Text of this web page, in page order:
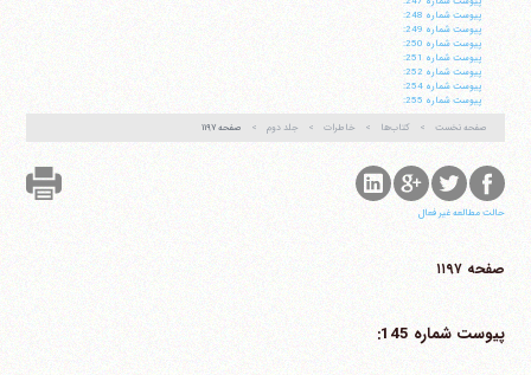
پيوست شماره 248:
پيوست شماره 249:
پيوست شماره 250:
پيوست شماره 251:
پيوست شماره 252:
پيوست شماره 254:
پيوست شماره 255:
صفحه نخست
کتاب‌ها خاطرات جلد دوم صفحه ۱۱۹۷
حالت مطالعه غیر فعال
صفحه ۱۱۹۷
پیوست شماره 145: